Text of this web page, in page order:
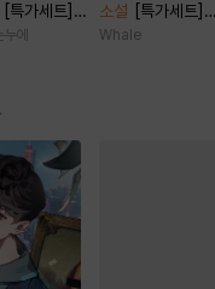
[특가세트]
랙아웃(Bl
에
소설
[특가세트]
시나몬 캔디 [단행
Whale